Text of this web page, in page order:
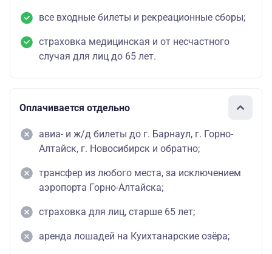
все входные билеты и рекреационные сборы;
страховка медицинская и от несчастного
случая для лиц до 65 лет.
Оплачивается отдельно
авиа- и ж/д билеты до г. Барнаул, г. Горно-
Алтайск, г. Новосибирск и обратно;
трансфер из любого места, за исключением
аэропорта Горно-Алтайска;
страховка для лиц, старше 65 лет;
аренда лошадей на Куихтанарские озёра;